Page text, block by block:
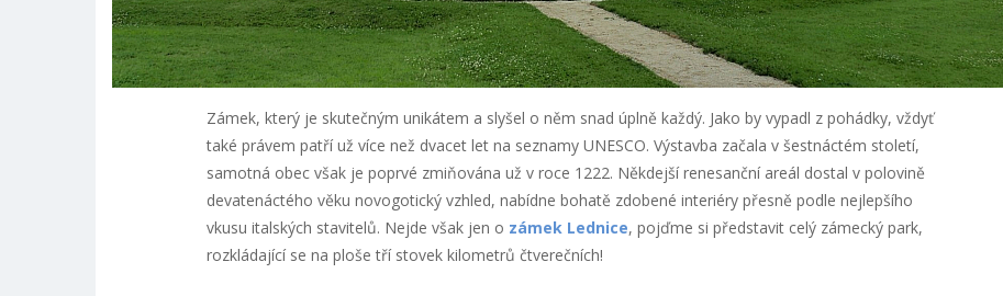
Zámek, který je skutečným unikátem a slyšel o něm snad úplně každý. Jako by vypadl z pohádky, vždyť
také právem patří už více než dvacet let na seznamy UNESCO. Výstavba začala v šestnáctém století,
samotná obec však je poprvé zmiňována už v roce 1222. Někdejší renesanční areál dostal v polovině
devatenáctého věku novogotický vzhled, nabídne bohatě zdobené interiéry přesně podle nejlepšího
vkusu italských stavitelů. Nejde však jen o zámek Lednice, pojďme si představit celý zámecký park,
rozkládající se na ploše tří stovek kilometrů čtverečních!